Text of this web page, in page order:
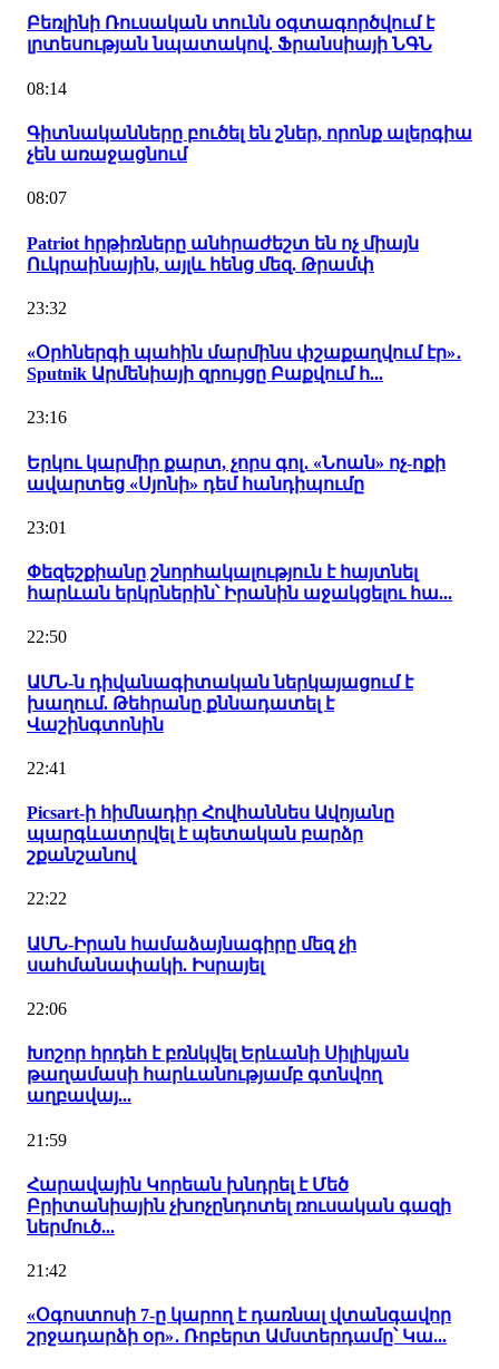
Բեռլինի Ռուսական տունն օգտագործվում է
լրտեսության նպատակով. Ֆրանսիայի ՆԳՆ
08:14
Գիտնականները բուծել են շներ, որոնք ալերգիա
չեն առաջացնում
08:07
Patriot հրթիռները անհրաժեշտ են ոչ միայն
Ուկրաինային, այլև հենց մեզ. Թրամփ
23:32
«Օրհներգի պահին մարմինս փշաքաղվում էր»․
Sputnik Արմենիայի զրույցը Բաքվում հ...
23:16
Երկու կարմիր քարտ, չորս գոլ․ «Նոան» ոչ-ոքի
ավարտեց «Սյոնի» դեմ հանդիպումը
23:01
Փեզեշքիանը շնորհակալություն է հայտնել
հարևան երկրներին՝ Իրանին աջակցելու հա...
22:50
ԱՄՆ-ն դիվանագիտական ներկայացում է
խաղում. Թեհրանը քննադատել է
Վաշինգտոնին
22:41
Picsart-ի հիմնադիր Հովհաննես Ավոյանը
պարգևատրվել է պետական բարձր
շքանշանով
22:22
ԱՄՆ-Իրան համաձայնագիրը մեզ չի
սահմանափակի. Իսրայել
22:06
Խոշոր հրդեհ է բռնկվել Երևանի Սիլիկյան
թաղամասի հարևանությամբ գտնվող
աղբավայ...
21:59
Հարավային Կորեան խնդրել է Մեծ
Բրիտանիային չխոչընդոտել ռուսական գազի
ներմուծ...
21:42
«Օգոստոսի 7-ը կարող է դառնալ վտանգավոր
շրջադարձի օր»․ Ռոբերտ Ամստերդամը՝ Կա...